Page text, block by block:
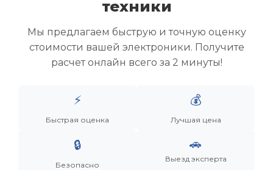
Скупка ноутбуков
Скупка игровых ноутбуков
Скупка рабочих ноутбуков
Скупка старых ноутбуков (б/у)
Скупка роутеров и сетевого оборудования
техники
Мы предлагаем быструю и точную оценку
стоимости вашей электроники. Получите
расчет онлайн всего за 2 минуты!
⚡
Быстрая оценка
💰
Лучшая цена
🔒
Безопасно
🚗
Выезд эксперта